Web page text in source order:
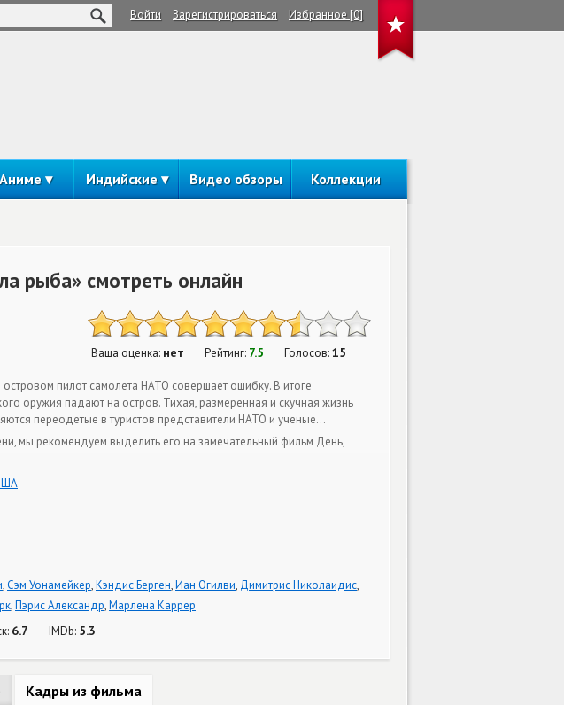
Войти Зарегистрироваться Избранное [0]
Аниме Индийские Видео обзоры Коллекции
рыба» смотреть онлайн
Ваша оценка: нет Рейтинг: 7.5 Голосов:15
пилот самолета НАТО совершает ошибку. В итоге
оружия падают на остров. Тихая, размеренная и скучная жизнь
переодетые в туристов представители НАТО и ученые…
мы рекомендуем выделить его на замечательный фильм День,
,Сэм Уонамейкер,Кэндис Берген,Иан Огилви, Димитрис Николаидис,
,Пэрис Александр,Марлена Каррер
6.7 IMDb: 5.3
Кадры из фильма